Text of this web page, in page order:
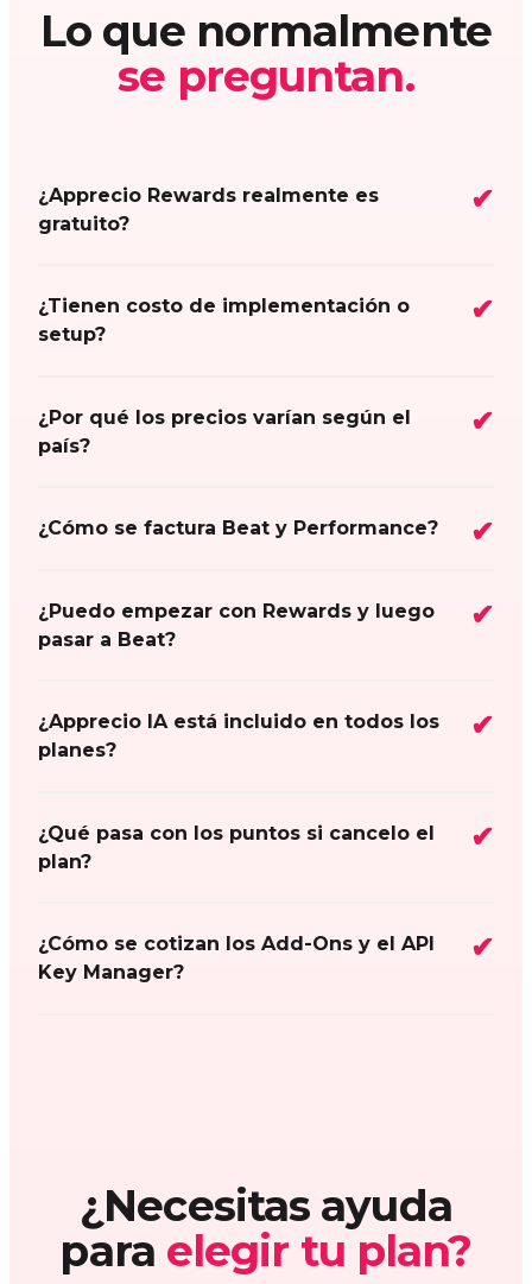
Lo que normalmente
se preguntan.
¿Apprecio Rewards realmente es
gratuito?
¿Tienen costo de implementación o
setup?
¿Por qué los precios varían según el
país?
¿Cómo se factura Beat y Performance?
¿Puedo empezar con Rewards y luego
pasar a Beat?
¿Apprecio IA está incluido en todos los
planes?
¿Qué pasa con los puntos si cancelo el
plan?
¿Cómo se cotizan los Add-Ons y el API
Key Manager?
¿Necesitas ayuda
para elegir tu plan?